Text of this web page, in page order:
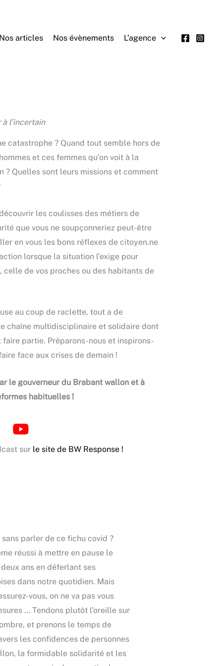
Nos articles Nos évènements L’agence
l’incertain
catastrophe ? Quand tout semble hors de
et ces femmes qu’on voit à la
? Quelles sont leurs missions et comment
les coulisses des métiers de
que vous ne soupçonneriez peut-être
en vous les bons réflexes de citoyen.ne
lorsque la situation l’exige pour
celle de vos proches ou des habitants de
au coup de raclette, tout a de
chaîne multidisciplinaire et solidaire dont
faire partie. Préparons-nous et inspirons-
face aux crises de demain !
le gouverneur du Brabant wallon et à
habituelles !
sur le site de BW Response !
parler de ce fichu covid ?
réussi à mettre en pause le
ans en déferlant ses
dans notre quotidien. Mais
vous, on ne va pas vous
… Tendons plutôt l’oreille sur
et prenons le temps de
les confidences de personnes
la formidable solidarité et les